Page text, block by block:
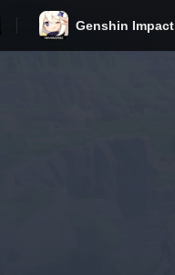
Genshin Impact